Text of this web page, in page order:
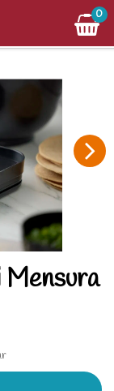
0